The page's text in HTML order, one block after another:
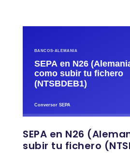
SEPA en N26
subir tu fichero